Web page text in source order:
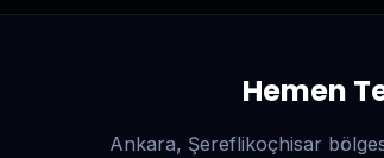
Hemen
Ankara, Şereflikoçhisar